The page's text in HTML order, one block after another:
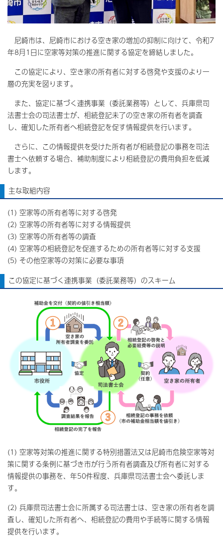
尼崎市は、尼崎市における空き家の増加の抑制に向けて、令和7
年8月1日に空家等対策の推進に関する協定を締結しました。
この協定により、空き家の所有者に対する啓発や支援のより一
層の充実を図ります。
また、協定に基づく連携事業（委託業務等）として、兵庫県司
法書士会の司法書士が、相続登記未了の空き家の所有者を調査
し、確知した所有者へ相続登記を促す情報提供を行います。
さらに、この情報提供を受けた所有者が相続登記の事務を司法
書士へ依頼する場合、補助制度により相続登記の費用負担を低減
します。
主な取組内容
(1) 空家等の所有者等に対する啓発
(2) 空家等の所有者等に対する情報提供
(3) 空家等の所有者等の調査
(4) 空家等の相続登記を促進するための所有者等に対する支援
(5) その他空家等の対策に必要な事項
この協定に基づく連携事業（委託業務等）のスキーム
(1) 空家等対策の推進に関する特別措置法又は尼崎市危険空家等対
策に関する条例に基づき市が行う所有者調査及び所有者に対する
情報提供の事務を、年50件程度、兵庫県司法書士会へ委託しま
す。
(2) 兵庫県司法書士会に所属する司法書士は、空き家の所有者を調
査し、確知した所有者へ、相続登記の費用や手続等に関する情報
提供を行います。